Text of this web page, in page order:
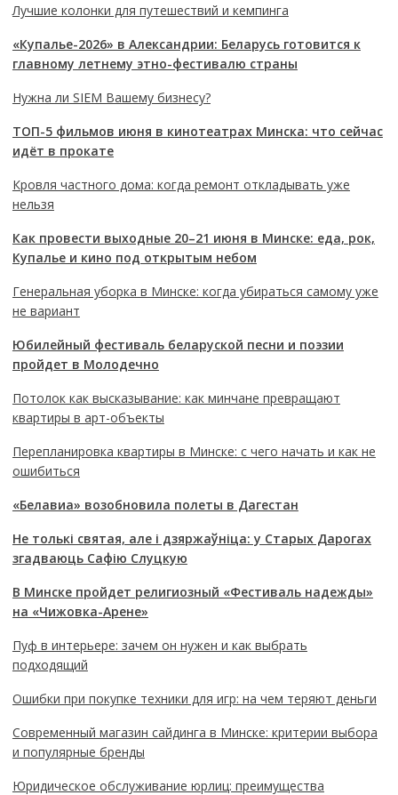
Лучшие колонки для путешествий и кемпинга
«Купалье-2026» в Александрии: Беларусь готовится к
главному летнему этно-фестивалю страны
Нужна ли SIEM Вашему бизнесу?
ТОП-5 фильмов июня в кинотеатрах Минска: что сейчас
идёт в прокате
Кровля частного дома: когда ремонт откладывать уже
нельзя
Как провести выходные 20–21 июня в Минске: еда, рок,
Купалье и кино под открытым небом
Генеральная уборка в Минске: когда убираться самому уже
не вариант
Юбилейный фестиваль беларуской песни и поэзии
пройдет в Молодечно
Потолок как высказывание: как минчане превращают
квартиры в арт-объекты
Перепланировка квартиры в Минске: с чего начать и как не
ошибиться
«Белавиа» возобновила полеты в Дагестан
Не толькі святая, але і дзяржаўніца: у Старых Дарогах
згадваюць Сафію Слуцкую
В Минске пройдет религиозный «Фестиваль надежды»
на «Чижовка-Арене»
Пуф в интерьере: зачем он нужен и как выбрать
подходящий
Ошибки при покупке техники для игр: на чем теряют деньги
Современный магазин сайдинга в Минске: критерии выбора
и популярные бренды
Юридическое обслуживание юрлиц: преимущества